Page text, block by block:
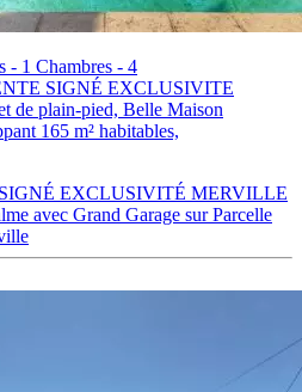
- 1 Chambres - 4
SIGNÉ EXCLUSIVITE
de plain-pied, Belle Maison
165 m² habitables,
EXCLUSIVITÉ MERVILLE
avec Grand Garage sur Parcelle